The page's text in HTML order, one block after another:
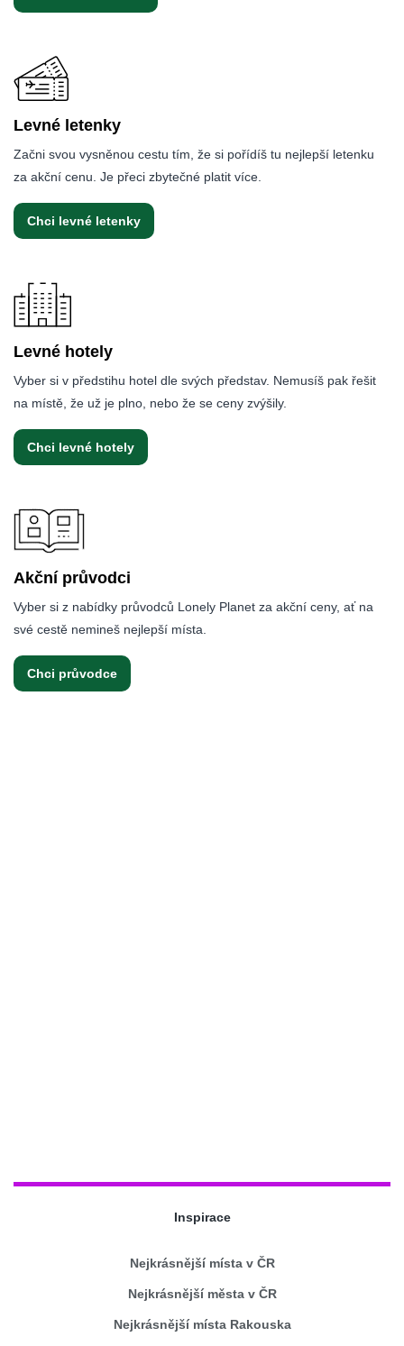
Levné letenky
Začni svou vysněnou cestu tím, že si pořídíš tu nejlepší letenku
za akční cenu. Je přeci zbytečné platit více.
Chci levné letenky
Levné hotely
Vyber si v předstihu hotel dle svých představ. Nemusíš pak řešit
na místě, že už je plno, nebo že se ceny zvýšily.
Chci levné hotely
Akční průvodci
Vyber si z nabídky průvodců Lonely Planet za akční ceny, ať na
své cestě nemineš nejlepší místa.
Chci průvodce
Inspirace
Nejkrásnější místa v ČR
Nejkrásnější města v ČR
Nejkrásnější místa Rakouska